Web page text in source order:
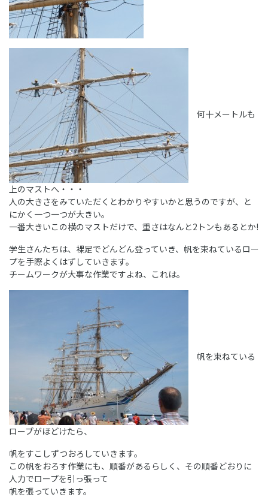
何十メートルも
上のマストへ・・・
人の大きさをみていただくとわかりやすいかと思うのですが、と
にかく一つ一つが大きい。
一番大きいこの横のマストだけで、重さはなんと2トンもあるとか!
学生さんたちは、裸足でどんどん登っていき、帆を束ねているロー
プを手際よくはずしていきます。
チームワークが大事な作業ですよね、これは。
帆を束ねている
ロープがほどけたら、
帆をすこしずつおろしていきます。
この帆をおろす作業にも、順番があるらしく、その順番どおりに
人力でロープを引っ張って
帆を張っていきます。